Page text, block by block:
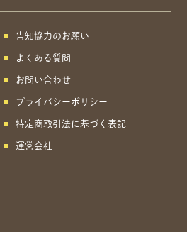
共有方法を選択
告知協力のお願い
よくある質問
お問い合わせ
プライバシーポリシー
特定商取引法に基づく表記
運営会社